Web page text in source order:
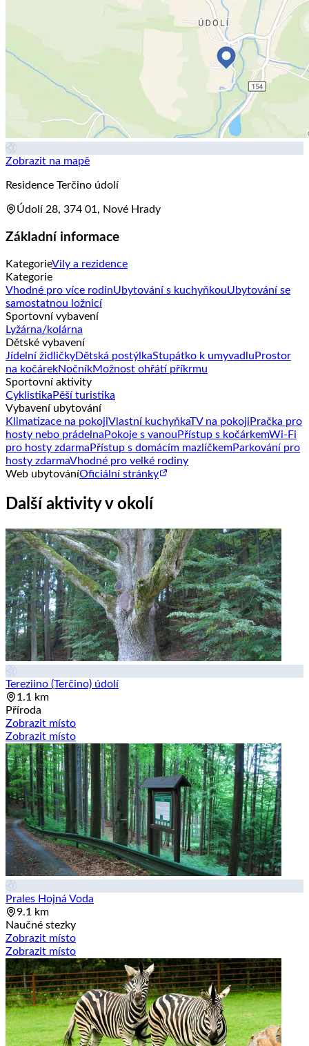
Zobrazit na mapě
Residence Terčino údolí
Údolí 28, 374 01, Nové Hrady
Základní informace
KategorieVily a rezidence
Kategorie
Vhodné pro více rodinUbytování s kuchyňkouUbytování se
samostatnou ložnicí
Sportovní vybavení
Lyžárna/kolárna
Dětské vybavení
Jídelní židličkyDětská postýlkaStupátko k umyvadlu Prostor
na kočárekNočníkMožnost ohřátí příkrmu
Sportovní aktivity
Cyklistika Pěší turistika
Vybavení ubytování
Klimatizace na pokojiVlastní kuchyňkaTV na pokoji Pračka pro
hosty nebo prádelna Pokoje s vanou Přístup s kočárkemWi-Fi
pro hosty zdarma Přístup s domácím mazlíčkemParkování pro
hosty zdarmaVhodné pro velké rodiny
Web ubytováníOficiální stránky
Další aktivity v okolí
Tereziino (Terčino) údolí
1.1 km
Příroda
Zobrazit místo
Zobrazit místo
Prales Hojná Voda
9.1 km
Naučné stezky
Zobrazit místo
Zobrazit místo